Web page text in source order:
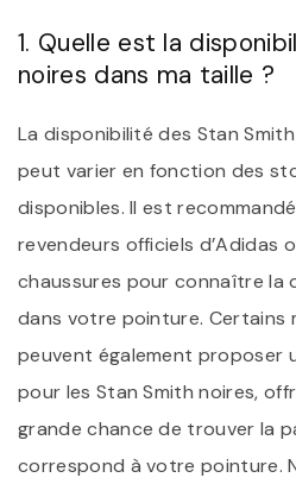
1. Quelle est la
noires dans ma taille ?
La disponibilité des Stan
peut varier en fonction des
disponibles. Il est
revendeurs officiels d’Adidas
chaussures pour connaître la
dans votre pointure. Certains
peuvent également proposer
pour les Stan Smith noires,
grande chance de trouver la
correspond à votre pointure.